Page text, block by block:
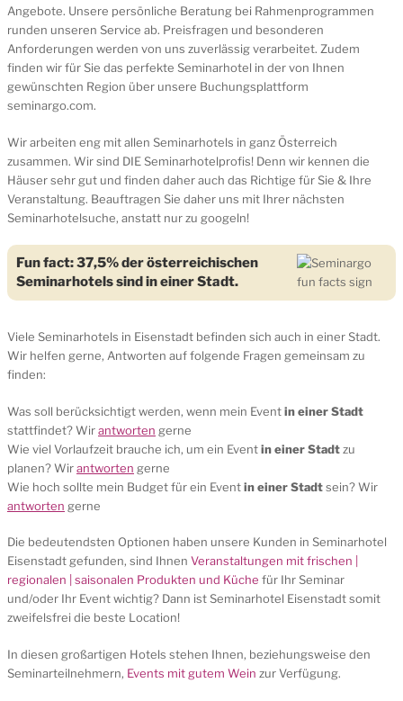
Angebote. Unsere persönliche Beratung bei Rahmenprogrammen
runden unseren Service ab. Preisfragen und besonderen
Anforderungen werden von uns zuverlässig verarbeitet. Zudem
finden wir für Sie das perfekte Seminarhotel in der von Ihnen
gewünschten Region über unsere Buchungsplattform
seminargo.com.
Wir arbeiten eng mit allen Seminarhotels in ganz Österreich
zusammen. Wir sind DIE Seminarhotelprofis! Denn wir kennen die
Häuser sehr gut und finden daher auch das Richtige für Sie & Ihre
Veranstaltung. Beauftragen Sie daher uns mit Ihrer nächsten
Seminarhotelsuche, anstatt nur zu googeln!
Fun fact: 37,5%der österreichischen
Seminarhotels sindin einer Stadt.
Viele Seminarhotels in Eisenstadt befinden sich auch in einer Stadt.
Wir helfen gerne, Antworten auf folgende Fragen gemeinsam zu
finden:
Was soll berücksichtigt werden, wenn mein Eventin einer Stadt
stattfindet? Wirantworten gerne
Wie viel Vorlaufzeit brauche ich, um ein Eventin einer Stadtzu
planen? Wirantworten gerne
Wie hoch sollte mein Budget für ein Eventin einer Stadtsein? Wir
antworten gerne
Die bedeutendsten Optionen haben unsere Kunden in Seminarhotel
Eisenstadt gefunden, sind Ihnen Veranstaltungen mit frischen |
regionalen | saisonalen Produkten und Küche für Ihr Seminar
und/oder Ihr Event wichtig? Dann ist Seminarhotel Eisenstadt somit
zweifelsfrei die beste Location!
In diesen großartigen Hotels stehen Ihnen, beziehungsweise den
Seminarteilnehmern, Events mit gutem Wein zur Verfügung.